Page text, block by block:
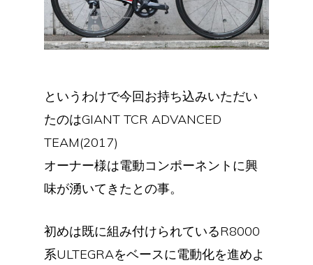
というわけで今回お持ち込みいただい
たのはGIANT TCR ADVANCED
TEAM(2017)
オーナー様は電動コンポーネントに興
味が湧いてきたとの事。
初めは既に組み付けられているR8000
系ULTEGRAをベースに電動化を進めよ